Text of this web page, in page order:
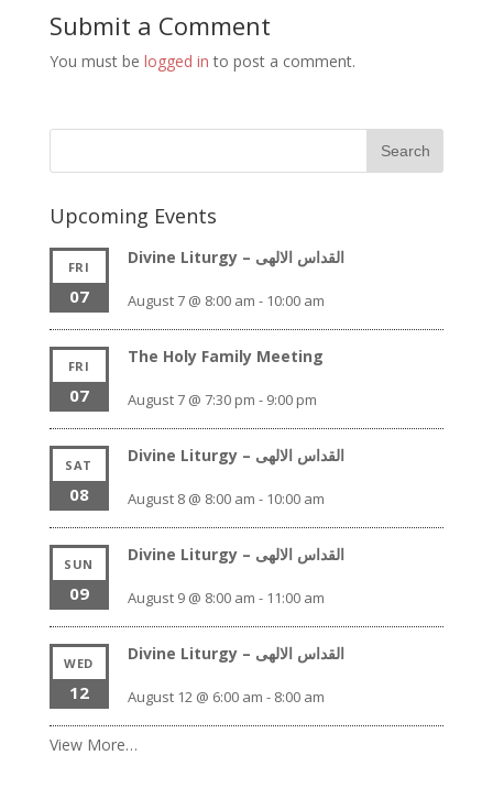
Submit a Comment
You must be logged in to post a comment.
Upcoming Events
FRI
07
Divine Liturgy – القداس الالهى
August 7 @ 8:00 am - 10:00 am
FRI
07
The Holy Family Meeting
August 7 @ 7:30 pm - 9:00 pm
SAT
08
Divine Liturgy – القداس الالهى
August 8 @ 8:00 am - 10:00 am
SUN
09
Divine Liturgy – القداس الالهى
August 9 @ 8:00 am - 11:00 am
WED
12
Divine Liturgy – القداس الالهى
August 12 @ 6:00 am - 8:00 am
View More…